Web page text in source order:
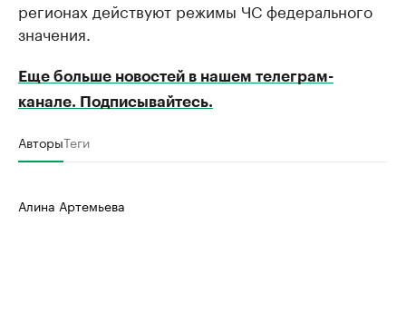
регионах действуют режимы ЧС федерального
значения.
Еще больше новостей в нашем телеграм-
канале. Подписывайтесь.
АвторыТеги
Алина Артемьева